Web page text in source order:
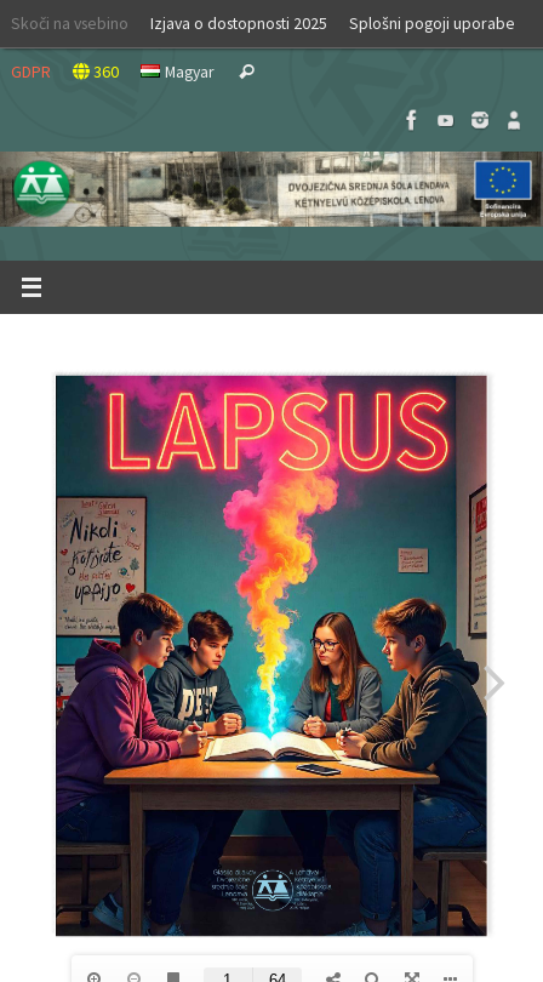
Skip
content
Skoči na vsebino Izjava o dostopnosti 2025 Splošni pogoji uporabe
GDPR 360 Magyar Search